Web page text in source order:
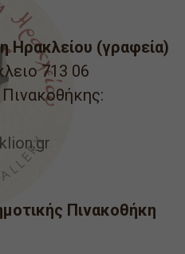
Ηρακλείου (γραφεία)
713 06
Πινακοθήκη